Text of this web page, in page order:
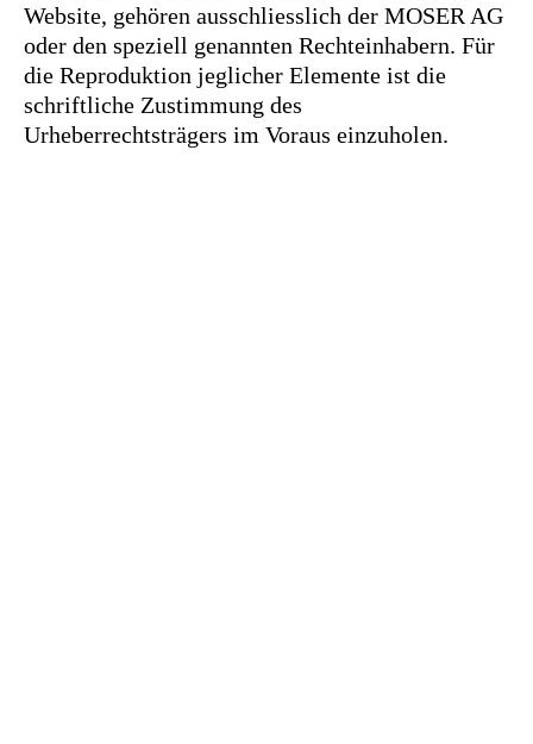
Website, gehören ausschliesslich der MOSER AG
oder den speziell genannten Rechteinhabern. Für
die Reproduktion jeglicher Elemente ist die
schriftliche Zustimmung des
Urheberrechtsträgers im Voraus einzuholen.